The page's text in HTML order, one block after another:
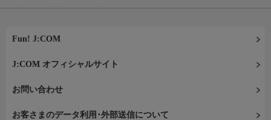
Fun! J:COM
J:COM オフィシャルサイト
お問い合わせ
お客さまのデータ利用･外部送信について